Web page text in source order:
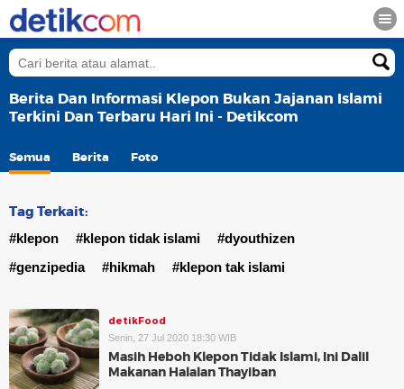
Berita Dan Informasi Klepon Bukan Jajanan Islami
Terkini Dan Terbaru Hari Ini - Detikcom
Semua Berita Foto
Tag Terkait:
#klepon #klepon tidak islami
#dyouthizen
#genzipedia
#hikmah #klepon tak islami
detikFood
Senin, 27 Jul 2020 18:30 WIB
Masih Heboh Klepon Tidak Islami, Ini Dalil
Makanan Halalan Thayiban